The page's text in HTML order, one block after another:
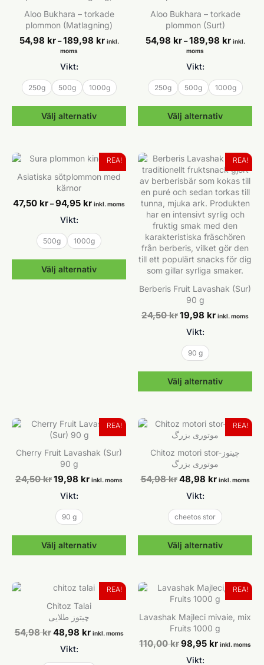
Aloo Bukhara – torkade
plommon (Matlagning)
54,98 kr – 189,98 krPrisintervall:
inkl.
moms
Vikt:
250g 500g 1000g
Välj alternativ
produkten
flera
varianter.
De
olika
kan
väljas
på
produktsidan
Aloo Bukhara – torkade
plommon (Surt)
54,98 kr – 189,98 kr inkl.
moms
Vikt:
250g 500g 1000g
Välj alternativ
produkten
har
flera
varianter.
De
olika
alternativen
kan
väljas
på
produktsidan
REA!
Asiatiska sötplommon med
kärnor
47,50 kr – 94,95 krPrisintervall:
inkl. moms
Vikt:
500g 1000g
Välj alternativ
produktsidan
REA!
Berberis Fruit Lavashak (Sur)
90 g
24,50kr Det
ursprungliga
priset
24,50 kr.
19,98 krDet
inkl. moms
Vikt:
90 g
Välj alternativ
produkten
har
flera
varianter.
De
olika
alternativen
väljas
på
produktsidan
REA!
Cherry Fruit Lavashak (Sur)
90 g
24,50kr Det
ursprungliga
priset
24,50 kr.
19,98 krDet
inkl. moms
Vikt:
90 g
Välj alternativ
produkten
flera
varianter.
De
olika
REA!
Chitoz motori stor-چیتوز
موتوری بزرگ
54,98kr Det
ursprungliga
priset
54,98 kr.
48,98 krDet
48,98 kr.
inkl. moms
Vikt:
cheetos stor
Välj alternativ
produkten
har
varianter.
De
olika
alternativen
REA!
Chitoz Talai
چیتوز طلایی
54,98kr Det
ursprungliga
priset
48,98 krDet
inkl. moms
Vikt:
REA!
Lavashak Majleci mivaie, mix
Fruits 1000 g
110,00kr Det
ursprungliga
priset
98,95 krDet
inkl. moms
Vikt: